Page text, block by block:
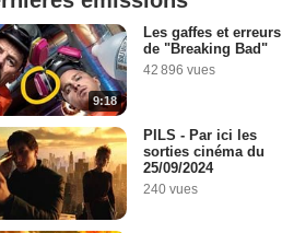
9:18
Les gaffes et erreurs
de "Breaking Bad"
42 896 vues
PILS - Par ici les
sorties cinéma du
25/09/2024
240 vues